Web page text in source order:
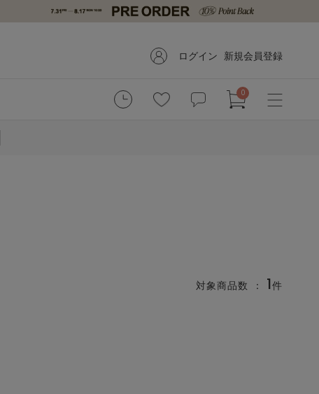
ログイン 新規会員登録
0
対象商品数 ： 1件